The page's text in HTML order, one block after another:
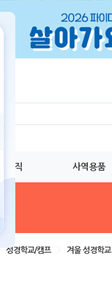
뮤직 사역용품
성경학교/캠프 겨울 성경학교